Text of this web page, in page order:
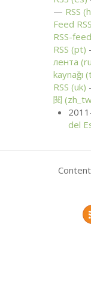
RSS
Feed RSS
RSS-
RSS (pt)
лента
kaynağı
RSS (uk)
閱
del